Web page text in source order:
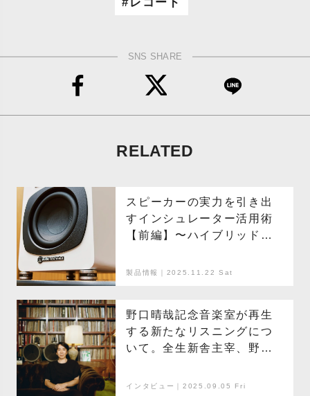
SNS SHARE
RELATED
スピーカーの実力を引き出
すインシュレーター活用術
【前編】〜ハイブリッド型3
製品情報｜2025.11.22 Sat
野口晴哉記念音楽室が再生
する新たなリスニングにつ
いて。全生新舎主宰、野口
インタビュー｜2025.09.05 Fri